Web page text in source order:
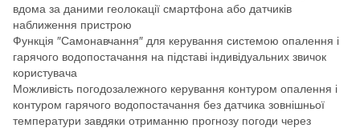
вдома за даними геолокації смартфона або датчиків
наближення пристрою
Функція ″Самонавчання″ для керування системою опалення і
гарячого водопостачання на підставі індивідуальних звичок
користувача
Можливість погодозалежного керування контуром опалення і
контуром гарячого водопостачання без датчика зовнішньої
температури завдяки отриманню прогнозу погоди через